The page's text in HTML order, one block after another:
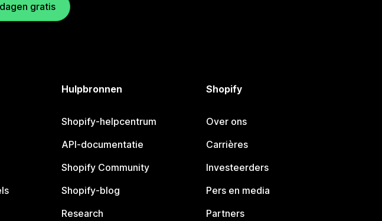
gratis
Hulpbronnen
Shopify-helpcentrum
API-documentatie
Shopify Community
Shopify-blog
Research
Shopify
Over ons
Carrières
Investeerders
Pers en media
Partners